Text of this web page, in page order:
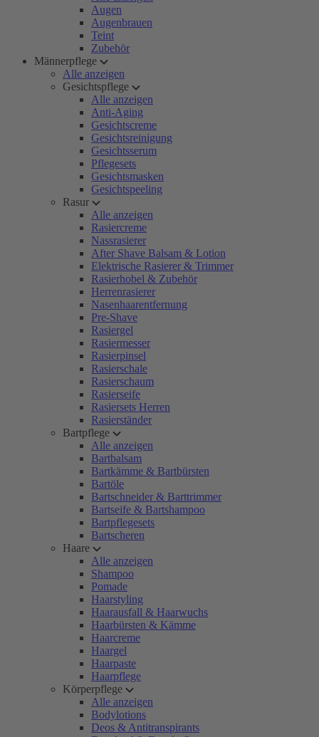
Augen
Augenbrauen
Teint
Zubehör
Männerpflege
Alle anzeigen
Gesichtspflege
Alle anzeigen
Anti-Aging
Gesichtscreme
Gesichtsreinigung
Gesichtsserum
Pflegesets
Gesichtsmasken
Gesichtspeeling
Rasur
Alle anzeigen
Rasiercreme
Nassrasierer
After Shave Balsam & Lotion
Elektrische Rasierer & Trimmer
Rasierhobel & Zubehör
Herrenrasierer
Nasenhaarentfernung
Pre-Shave
Rasiergel
Rasiermesser
Rasierpinsel
Rasierschale
Rasierschaum
Rasierseife
Rasiersets Herren
Rasierständer
Bartpflege
Alle anzeigen
Bartbalsam
Bartkämme & Bartbürsten
Bartöle
Bartschneider & Barttrimmer
Bartseife & Bartshampoo
Bartpflegesets
Bartscheren
Haare
Alle anzeigen
Shampoo
Pomade
Haarstyling
Haarausfall & Haarwuchs
Haarbürsten & Kämme
Haarcreme
Haargel
Haarpaste
Haarpflege
Körperpflege
Alle anzeigen
Bodylotions
Deos & Antitranspirants